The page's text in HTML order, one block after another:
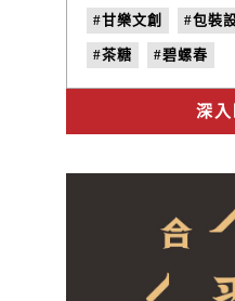
的多層次口感。
#甘樂文創 #包裝
#茶糖 #碧螺春
深